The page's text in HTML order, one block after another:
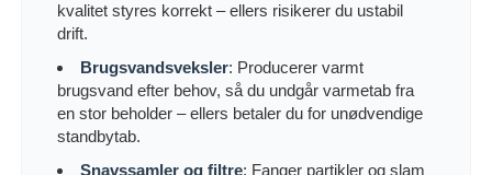
kvalitet styres korrekt – ellers risikerer du ustabil
drift.
Brugsvandsveksler: Producerer varmt
brugsvand efter behov, så du undgår varmetab fra
en stor beholder – ellers betaler du for unødvendige
standbytab.
Snavssamler og filtre: Fanger partikler og slam